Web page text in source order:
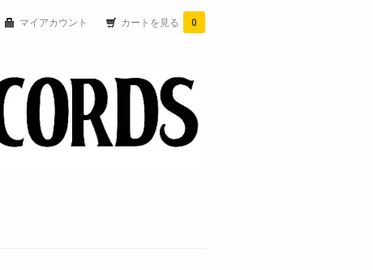
マイアカウント カートを見る 0